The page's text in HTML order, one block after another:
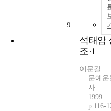
9
석태암
조·1
이문걸
문예운
사
1999
p.116-